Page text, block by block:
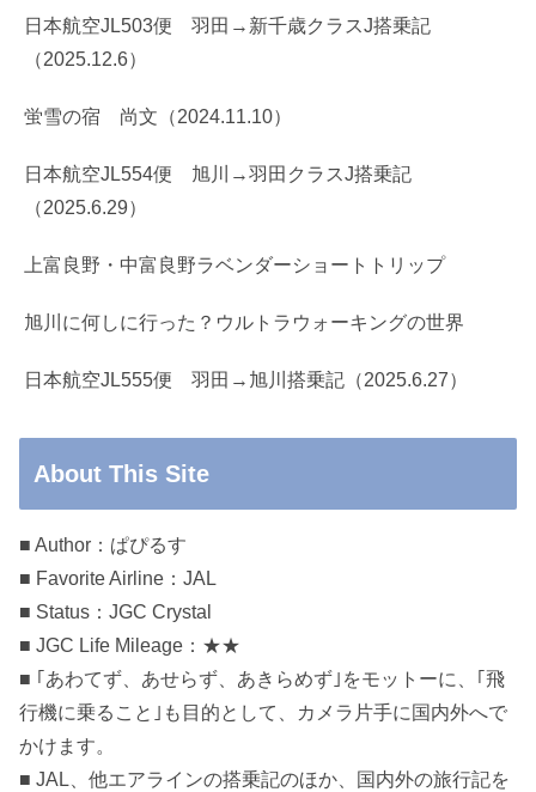
日本航空JL503便 羽田→新千歳クラスJ搭乗記
（2025.12.6）
蛍雪の宿 尚文（2024.11.10）
日本航空JL554便 旭川→羽田クラスJ搭乗記
（2025.6.29）
上富良野・中富良野ラベンダーショートトリップ
旭川に何しに行った？ウルトラウォーキングの世界
日本航空JL555便 羽田→旭川搭乗記（2025.6.27）
About This Site
■ Author：ぱぴるす
■ Favorite Airline：JAL
■ Status：JGC Crystal
■ JGC Life Mileage：★★
■ ｢あわてず、あせらず、あきらめず｣をモットーに、｢飛
行機に乗ること｣も目的として、カメラ片手に国内外へで
かけます。
■ JAL、他エアラインの搭乗記のほか、国内外の旅行記を